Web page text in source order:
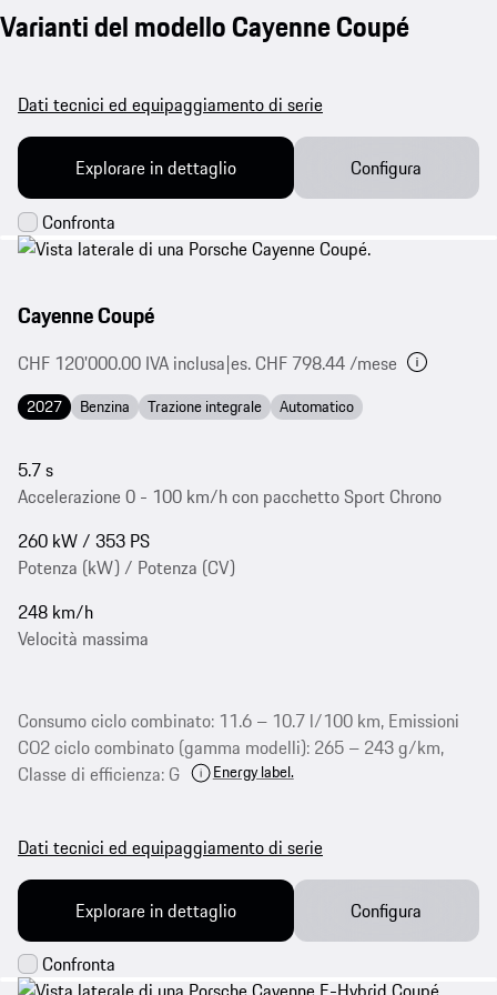
Varianti del modello Cayenne Coupé
Cayenne Coupé
CHF 120'000.00 IVA inclusa|es. CHF 798.44 /mese
2027 Benzina Trazione integrale Automatico
5.7 s
Accelerazione 0 - 100 km/h con pacchetto Sport Chrono
260 kW / 353 PS
Potenza (kW) / Potenza (CV)
248 km/h
Velocità massima
Consumo ciclo combinato: 11.6 – 10.7 l/100 km, Emissioni
CO2 ciclo combinato (gamma modelli): 265 – 243 g/km,
Classe di efficienza: G
Energy label.
Dati tecnici ed equipaggiamento di serie
Explorare in dettaglio Configura
Dati tecnici ed equipaggiamento di serie
Explorare in dettaglio Configura